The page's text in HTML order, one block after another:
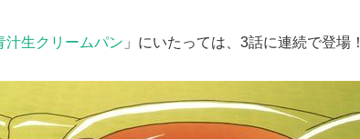
汁生クリームパン 」にいたっては、3話に連続で登場！